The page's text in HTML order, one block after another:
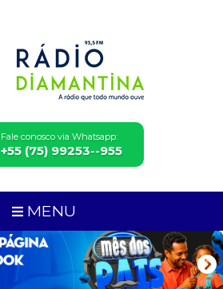
Fale conosco via Whatsapp:
+55 (75) 99253--955
MENU